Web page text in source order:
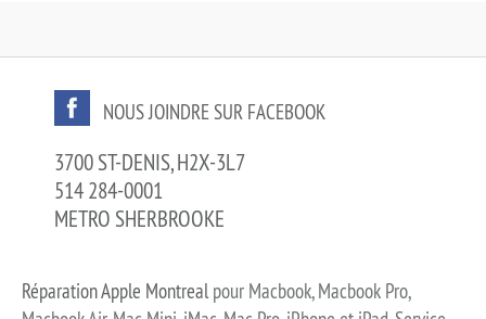
NOUS JOINDRE SUR FACEBOOK
3700 ST-DENIS, H2X-3L7
514 284-0001
METRO SHERBROOKE
Réparation Apple Montreal pour Macbook, Macbook Pro,